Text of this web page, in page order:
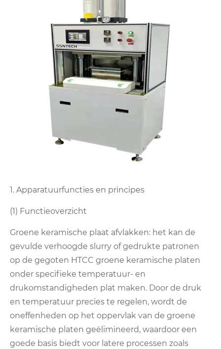
1. Apparatuurfuncties en principes
(1) Functieoverzicht
Groene keramische plaat afvlakken: het kan de
gevulde verhoogde slurry of gedrukte patronen
op de gegoten HTCC groene keramische platen
onder specifieke temperatuur- en
drukomstandigheden plat maken. Door de druk
en temperatuur precies te regelen, wordt de
oneffenheden op het oppervlak van de groene
keramische platen geëlimineerd, waardoor een
goede basis biedt voor latere processen zoals